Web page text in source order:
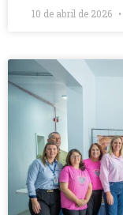
10 de abril de 2026